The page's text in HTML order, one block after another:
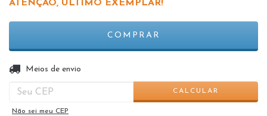
ATENÇÃO, ÚLTIMO EXEMPLAR!
Entregas para o CEP:
Meios de envio
CALCULAR
Não sei meu CEP